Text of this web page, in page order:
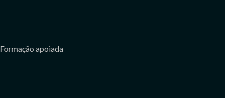
Formação apoiada